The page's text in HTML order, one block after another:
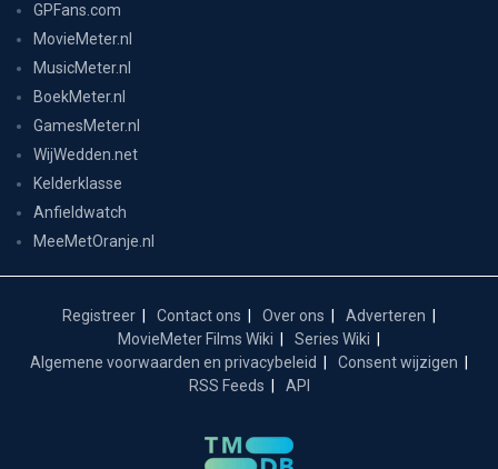
GPFans.com
MovieMeter.nl
MusicMeter.nl
BoekMeter.nl
GamesMeter.nl
WijWedden.net
Kelderklasse
Anfieldwatch
MeeMetOranje.nl
Registreer Contact ons Over ons
Adverteren
MovieMeter Films Wiki
Series Wiki
Algemene voorwaarden en privacybeleid
Consent wijzigen
RSS Feeds
API